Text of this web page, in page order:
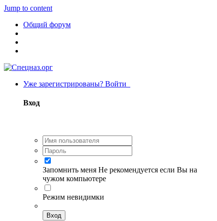
Jump to content
Общий форум
Уже зарегистрированы? Войти
Вход
Запомнить меня Не рекомендуется если Вы на
чужом компьютере
Режим невидимки
Вход